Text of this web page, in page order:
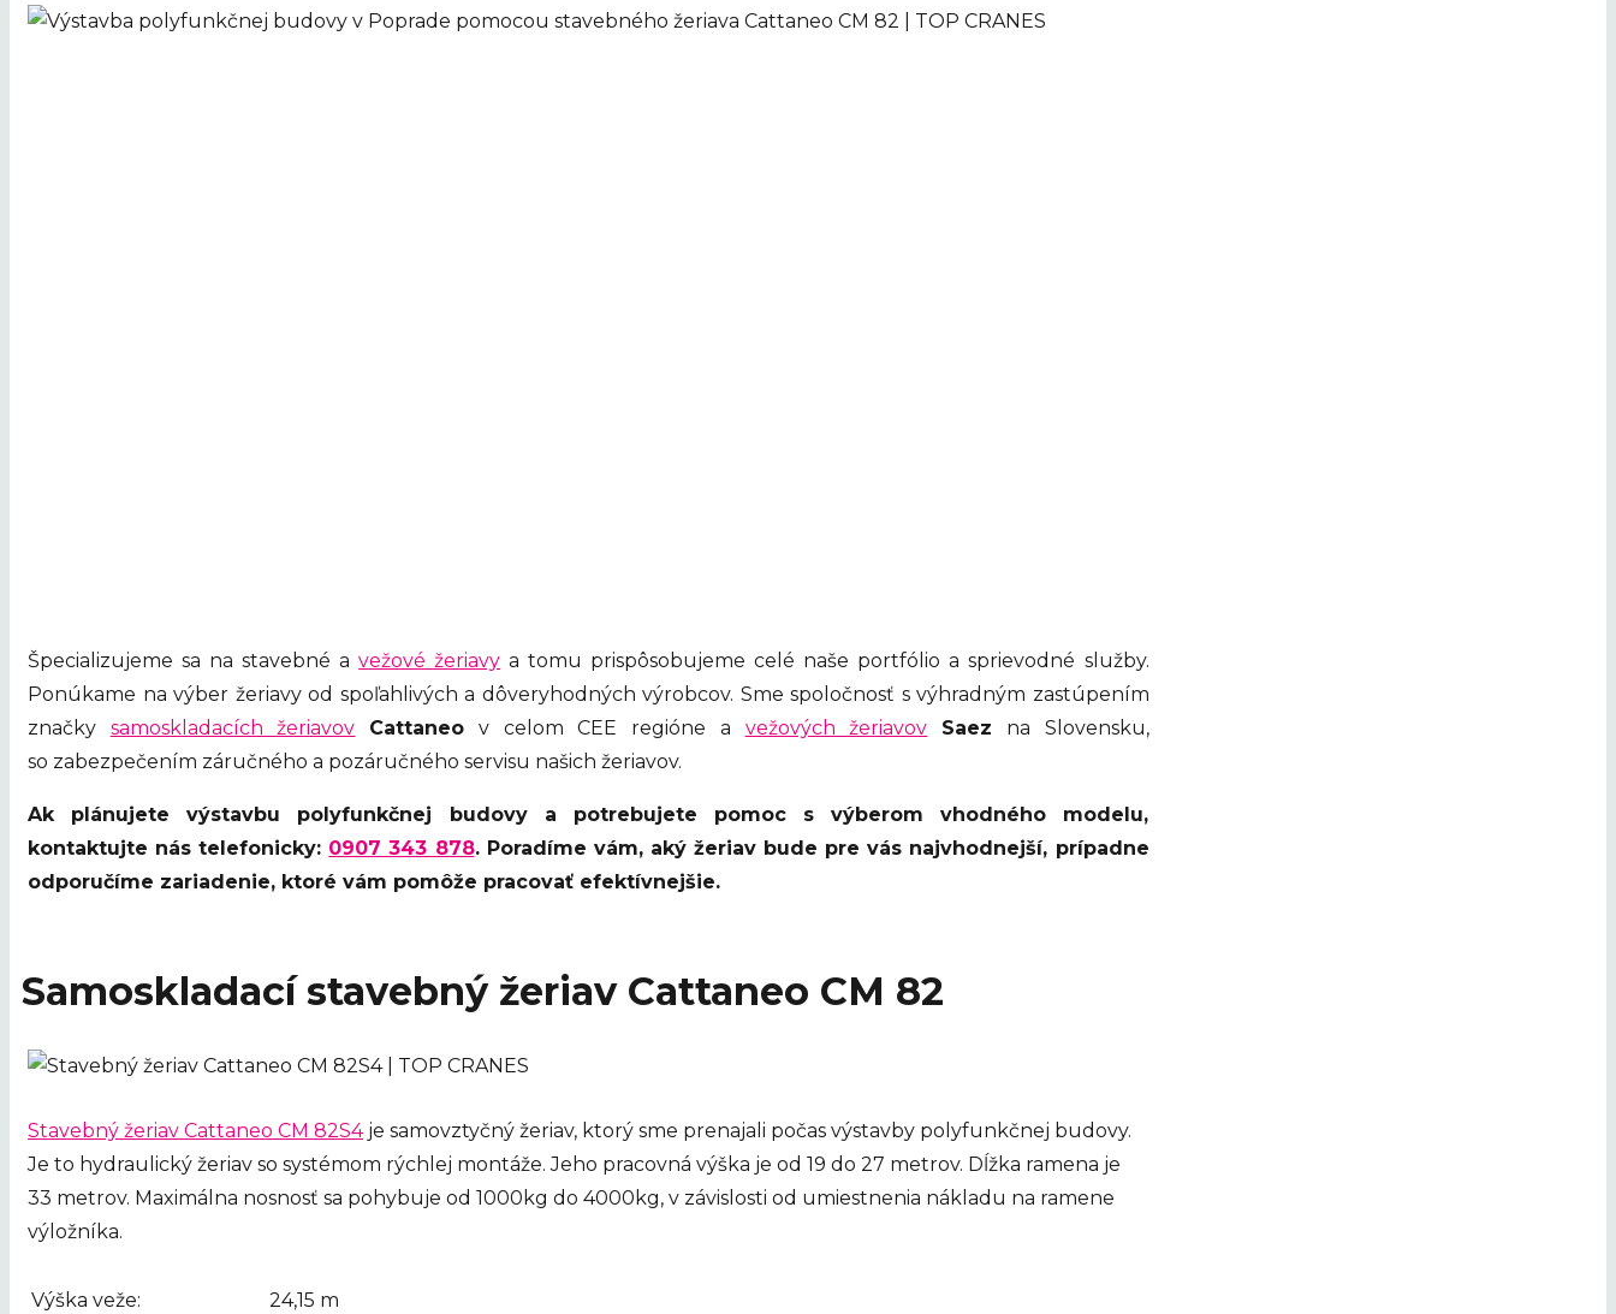
Špecializujeme sa na stavebné avežové žeriavy a tomu prispôsobujeme celé naše portfólio a sprievodné služby.
Ponúkame na výber žeriavy od spoľahlivých a dôveryhodných výrobcov. Sme spoločnosť s výhradným zastúpením
značky samoskladacích žeriavov Cattaneo v celom CEE regióne a vežových žeriavov Saez na Slovensku,
so zabezpečením záručného a pozáručného servisu našich žeriavov.
Ak plánujete výstavbu polyfunkčnej budovy a potrebujete pomoc s výberom vhodného modelu,
kontaktujte nás telefonicky: 0907 343 878. Poradíme vám, aký žeriav bude pre vás najvhodnejší, prípadne
odporučíme zariadenie, ktoré vám pomôže pracovať efektívnejšie.
Samoskladací stavebný žeriav Cattaneo CM 82
Stavebný žeriav Cattaneo CM 82S4je samovztyčný žeriav, ktorý sme prenajali počas výstavby polyfunkčnej budovy.
Je to hydraulický žeriav so systémom rýchlej montáže. Jeho pracovná výška je od 19 do 27 metrov. Dĺžka ramena je
33 metrov. Maximálna nosnosť sa pohybuje od 1000kg do 4000kg, v závislosti od umiestnenia nákladu na ramene
výložníka.
Výška veže:
24,15 m